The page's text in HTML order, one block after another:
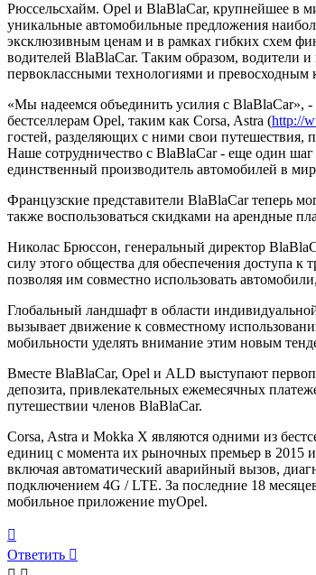
Рюссельсхайм. Opel и BlaBlaCar, крупнейшее в
уникальные автомобильные предложения
эксклюзивным ценам и в рамках гибких схем
водителей BlaBlaCar. Таким образом, водители
первоклассными технологиями и превосходным
«Мы надеемся объединить усилия с BlaBlaCar»,
бестселлерам Opel, таким как Corsa, Astra (http://
гостей, разделяющих с ними свои путешествия,
Наше сотрудничество с BlaBlaCar - еще один
единственный производитель автомобилей в
Французские представители BlaBlaCar теперь
также воспользоваться скидками на арендные
Николас Брюссон, генеральный директор
силу этого общества для обеспечения доступа
позволяя им совместно использовать
Глобальный ландшафт в области
вызывает движение к совместному
мобильности уделять внимание этим новым
Вместе BlaBlaCar, Opel и ALD выступают
депозита, привлекательных ежемесячных
путешествии членов BlaBlaCar.
Corsa, Astra и Mokka X являются одними из
единиц с момента их рыночных премьер в 2015
включая автоматический аварийный вызов,
подключением 4G / LTE. За последние 18
мобильное приложение myOpel.
к
началу
Ответить